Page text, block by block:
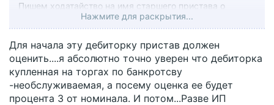
Пишем ходатайство на имя старшего пристава о
прекращении ИП в связи с отказом взыскателя
принять имущество определенной стоимости.
Нажмите для раскрытия...
Для начала эту дебиторку пристав должен
оценить....я абсолютно точно уверен что дебиторка
купленная на торгах по банкротсву
-необслуживаемая, а посему оценка ее будет
процента 3 от номинала. И потом...Разве ИП